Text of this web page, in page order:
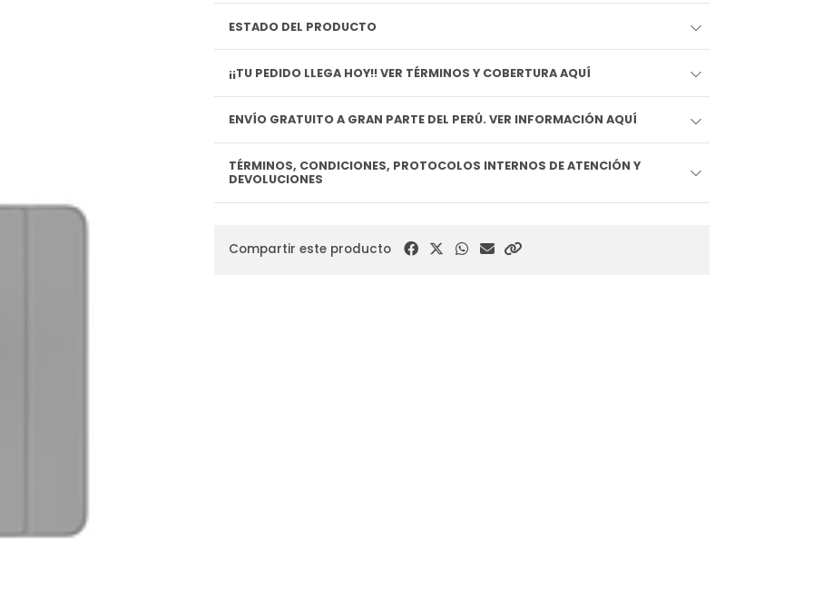
ESTADO DEL PRODUCTO
¡¡TU PEDIDO LLEGA HOY!! VER TÉRMINOS Y COBERTURA AQUÍ
ENVÍO GRATUITO A GRAN PARTE DEL PERÚ. VER INFORMACIÓN AQUÍ
TÉRMINOS, CONDICIONES, PROTOCOLOS INTERNOS DE ATENCIÓN Y
DEVOLUCIONES
Compartir este producto